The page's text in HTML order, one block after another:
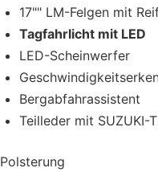
17"" LM-Felgen mit
Tagfahrlicht mit LED
LED-Scheinwerfer
Bergabfahrassistent
Teilleder mit SUZUKI-
Polsterung